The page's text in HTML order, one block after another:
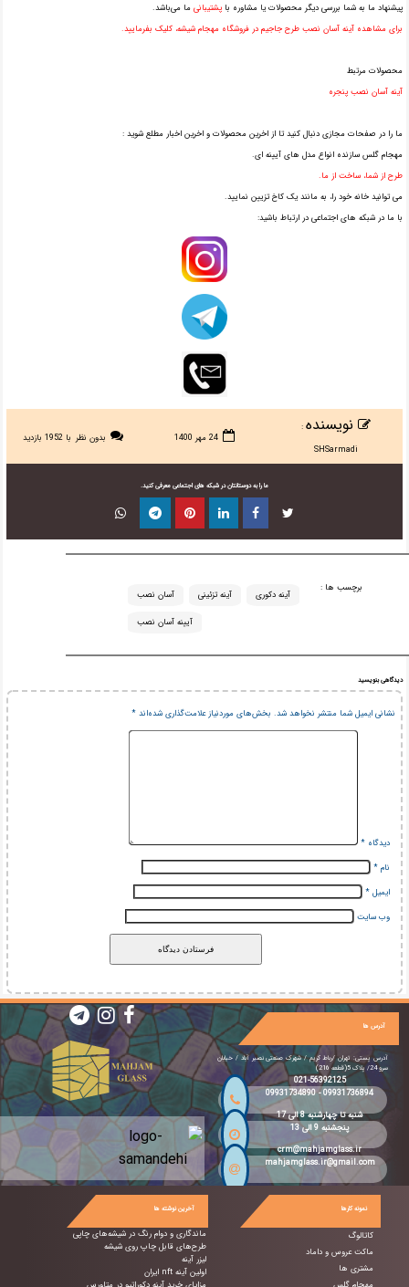
پیشنهاد ما به شما بررسی دیگر محصولات یا مشاوره باپشتیبانی ما می‌باشد.
برای مشاهده آینه آسان نصب طرح جاجیم در فروشگاه مهجام شیشه، کلیک بفرمایید.
محصولات مرتبط
آینه آسان نصب پنجره
ما را در صفحات مجازی دنبال کنید تا از اخرین محصولات و اخرین اخبار مطلع شوید :
مهجام گلس سازنده انواع مدل های آیینه ای.
طرح از شما، ساخت از ما.
می توانید خانه خود را، به مانند یک کاخ تزیین نمایید.
با ما در شبکه های اجتماعی در ارتباط باشید:
نویسنده:
SHSarmadi
24 مهر 1400 بدون نظر با 1952 بازدید
ما را به دوستانتان در شبکه های اجتماعی معرفی کنید.
برچسب ها :
آسان نصب آینه تزئینی آینه دکوری
آیینه آسان نصب
دیدگاهی بنویسید
نشانی ایمیل شما منتشر نخواهد شد. بخش‌های موردنیاز علامت‌گذاری شده‌اند*
دیدگاه*
نام*
ایمیل*
وب‌ سایت
آخرین نوشته ها
ماندگاری و دوام رنگ در شیشه‌های چاپی
طرح‌های قابل چاپ روی شیشه
لیزر آینه
اولین آینه nft ایران
نمونه کارها
کاتالوگ
ماکت عروس و داماد
مشتری ها
آدرس ها
آدرس پستی: تهران /رباط کریم / شهرک صنعتی نصیر آباد / خیابان
سرو 24/ پلاک 5(قطعه 216)
021-56392125
09931736894
-
09931734890
شنبه تا چهارشنبه 8 الی 17
پنجشنبه 9 الی 13
crm@mahjamglass.ir
mahjamglass.ir@gmail.com